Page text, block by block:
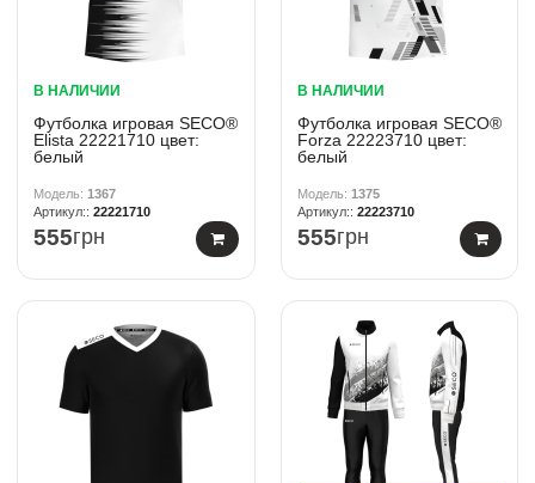
В НАЛИЧИИ
Футболка игровая SECO®
Elista 22221710 цвет:
белый
1367
22221710
555грн
В НАЛИЧИИ
Футболка игровая SECO®
Forza 22223710 цвет:
белый
1375
22223710
555грн